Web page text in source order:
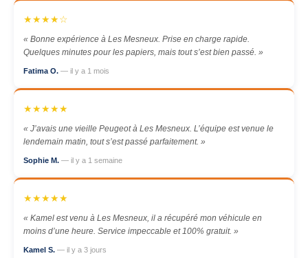
★★★★☆
« Bonne expérience à Les Mesneux. Prise en charge rapide.
Quelques minutes pour les papiers, mais tout s’est bien passé. »
Fatima O. — il y a 1 mois
★★★★★
« J’avais une vieille Peugeot à Les Mesneux. L’équipe est venue le
lendemain matin, tout s’est passé parfaitement. »
Sophie M. — il y a 1 semaine
★★★★★
« Kamel est venu à Les Mesneux, il a récupéré mon véhicule en
moins d’une heure. Service impeccable et 100% gratuit. »
Kamel S. — il y a 3 jours